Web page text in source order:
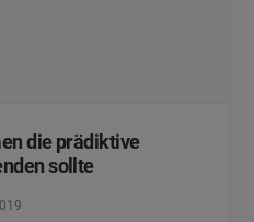
die prädiktive
sollte